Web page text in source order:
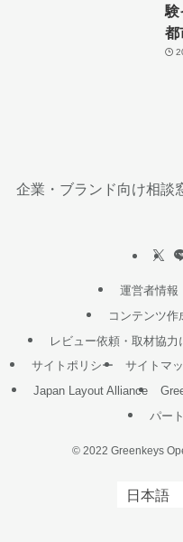
験
都
企業・ブランド向け相談
運営者情報
コンテンツ作
レビュー依頼・取材協力
サイトポリシー
サイトマ
Japan Layout Alliance
パー
© 2022 Greenkeys
日本語